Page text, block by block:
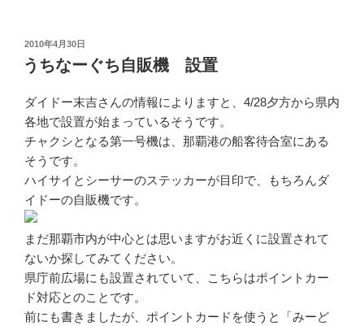
投
稿
日:
2010年4月30日
うちなーぐち自販機 設置
ダイドー末吉さんの情報によりますと、4/28夕方から県内
各地で設置が始まっているそうです。
チャクシとなる第一号機は、那覇港の船客待合室にある
そうです。
ハイサイとシーサーのステッカーが目印で、もちろんダ
イドーの自販機です。
まだ那覇市内が中心とは思いますがお近くに設置されて
ないか探してみてください。
県庁前広場にも設置されていて、こちらはポイントカー
ド対応とのことです。
前にも書きましたが、ポイントカードを使うと「みーど